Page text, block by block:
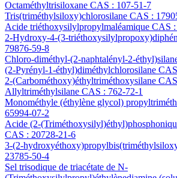
Octaméthyltrisiloxane CAS : 107-51-7
Tris(triméthylsiloxy)chlorosilane CAS :
Acide triéthoxysilylpropylmaléamique CAS
2-Hydroxy-4-(3-
79876-59-8
Chloro-diméthyl-(2-naphtalényl-2-
(2-Pyrényl-1-éthyl)diméthylchlorosilane
2-(Carbométhoxy)éthyltriméthoxysilane
Allyltriméthylsilane CAS : 762-72-1
Monométhyle (éthylène glycol)
65994-07-2
Acide (2-
CAS : 20728-21-6
3-(2-
23785-50-4
Sel trisodique de triacétate de N-